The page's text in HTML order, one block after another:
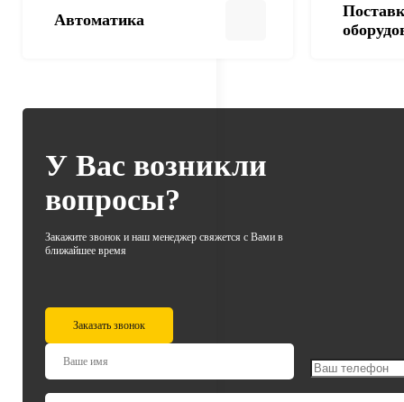
Автоматика
У Вас возникли
вопросы?
Закажите звонок и наш менеджер свяжется с Вами в
ближайшее время
Заказать звонок